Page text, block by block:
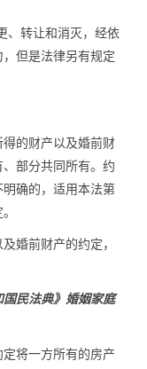
、转让和消灭，经依
但是法律另有规定
的财产以及婚前财
部分共同所有。约
确的，适用本法第
婚前财产的约定，
民法典》婚姻家庭
将一方所有的房产